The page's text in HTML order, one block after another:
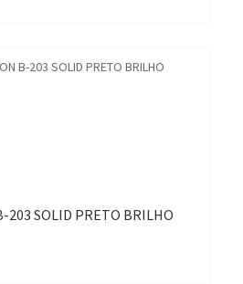
203 SOLID PRETO BRILHO